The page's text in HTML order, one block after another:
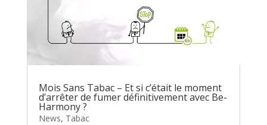
Mois Sans Tabac – Et si c’était le moment
d’arrêter de fumer définitivement avec Be-
Harmony ?
News, Tabac